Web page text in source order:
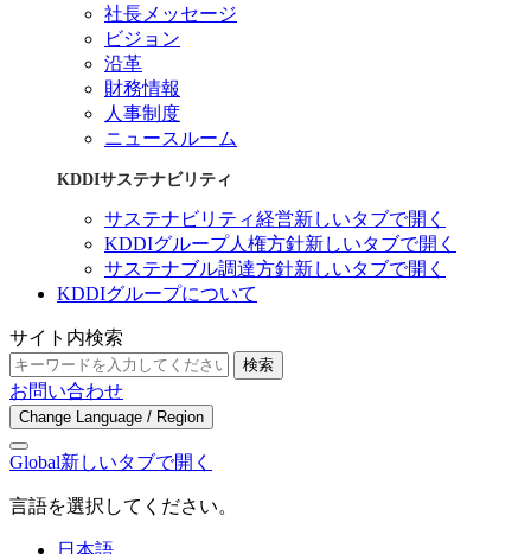
社長メッセージ
ビジョン
沿革
財務情報
人事制度
ニュースルーム
KDDIサステナビリティ
サステナビリティ経営新しいタブで開く
KDDIグループ人権方針新しいタブで開く
サステナブル調達方針新しいタブで開く
KDDIグループについて
サイト内検索
検索
お問い合わせ
Change Language / Region
Global新しいタブで開く
言語を選択してください。